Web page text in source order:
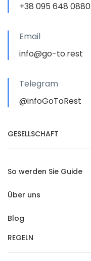
+38 095 648 0880
Email
info@go-to.rest
Telegram
@infoGoToRest
GESELLSCHAFT
So werden Sie Guide
Über uns
Blog
REGELN